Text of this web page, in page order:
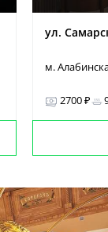
ул.
м.
2700 ₽